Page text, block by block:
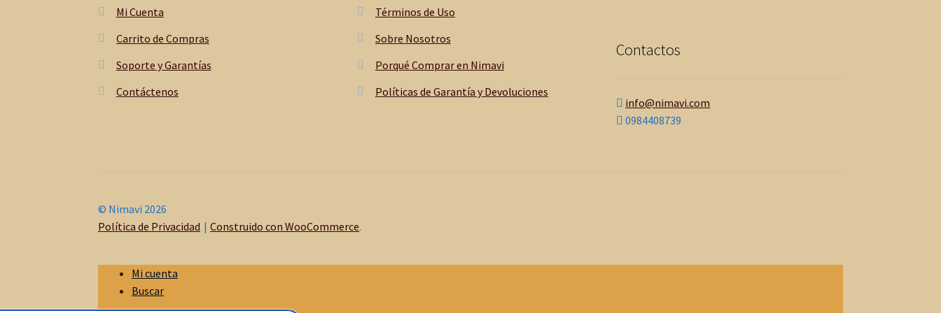
Mi Cuenta
Carrito de Compras
Soporte y Garantías
Contáctenos
Términos de Uso
Sobre Nosotros
Porqué Comprar en Nimavi
Políticas de Garantía y Devoluciones
Contactos
info@nimavi.com
0984408739
© Nimavi 2026
Política de Privacidad
Construido con WooCommerce.
Mi cuenta
Buscar